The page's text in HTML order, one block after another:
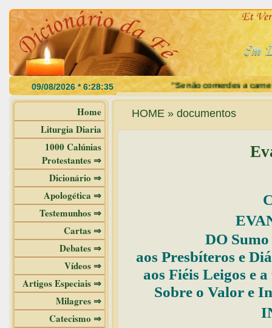
"Se não comerdes a carne do
Home
Liturgia Diaria
1000 Calúnias
Protestantes ⇒
Dicionário ⇒
Apologética ⇒
Testemunhos ⇒
Cartas ⇒
Debates ⇒
Vídeos ⇒
Artigos Especiais ⇒
Milagres ⇒
Catecismo ⇒
HOME » documentos
DO
aos Presbíteros e
aos Fiéis Leigos e
Sobre o Valor e